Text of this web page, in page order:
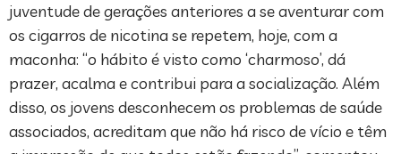
juventude de gerações anteriores a se aventurar com
os cigarros de nicotina se repetem, hoje, com a
maconha: “o hábito é visto como ‘charmoso’, dá
prazer, acalma e contribui para a socialização. Além
disso, os jovens desconhecem os problemas de saúde
associados, acreditam que não há risco de vício e têm